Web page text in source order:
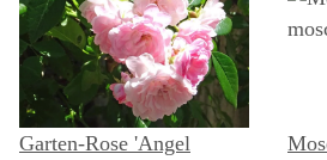
Garten-Rose 'Angel